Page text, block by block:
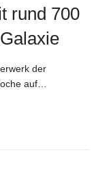
rund 700
der
auf…